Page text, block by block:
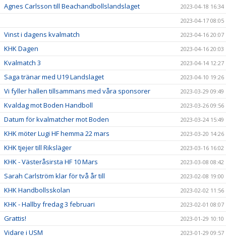
Agnes Carlsson till Beachandbollslandslaget
2023-04-18 16:34
2023-04-17 08:05
Vinst i dagens kvalmatch 2023-04-16 20:07
KHK Dagen 2023-04-16 20:03
Kvalmatch 3 2023-04-14 12:27
Saga tränar med U19 Landslaget 2023-04-10 19:26
Vi fyller hallen tillsammans med våra sponsorer 2023-03-29 09:49
Kvaldag mot Boden Handboll 2023-03-26 09:56
Datum för kvalmatcher mot Boden 2023-03-24 15:49
KHK möter Lugi HF hemma 22 mars 2023-03-20 14:26
KHK tjejer till Riksläger 2023-03-16 16:02
KHK - Västeråsirsta HF 10 Mars 2023-03-08 08:42
Sarah Carlström klar för två år till 2023-02-08 19:00
KHK Handbollsskolan 2023-02-02 11:56
KHK - Hallby fredag 3 februari 2023-02-01 08:07
Grattis! 2023-01-29 10:10
Vidare i USM 2023-01-29 09:57